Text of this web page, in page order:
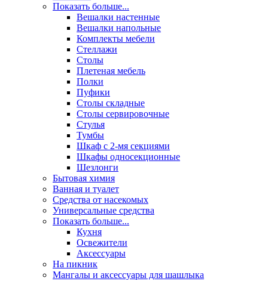
Показать больше...
Вешалки настенные
Вешалки напольные
Комплекты мебели
Стеллажи
Столы
Плетеная мебель
Полки
Пуфики
Столы складные
Столы сервировочные
Стулья
Тумбы
Шкаф с 2-мя секциями
Шкафы односекционные
Шезлонги
Бытовая химия
Ванная и туалет
Средства от насекомых
Универсальные средства
Показать больше...
Кухня
Освежители
Аксессуары
На пикник
Мангалы и аксессуары для шашлыка